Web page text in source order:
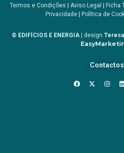
Termos e Condições Aviso Legal Ficha
Privacidade| Política de
© EDIFÍCIOS E ENERGIA | design
Contactos